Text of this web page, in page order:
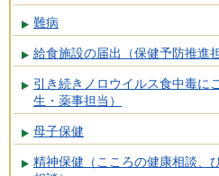
難病
給食施設の届出（保健予防推進担
引き続きノロウイルス食中毒に
生・薬事担当）
母子保健
精神保健（こころの健康相談、